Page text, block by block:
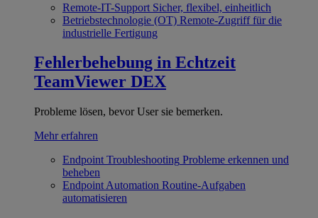
Remote-IT-Support Sicher, flexibel, einheitlich
Betriebstechnologie (OT) Remote-Zugriff für die
industrielle Fertigung
Fehlerbehebung in Echtzeit
TeamViewer DEX
Probleme lösen, bevor User sie bemerken.
Mehr erfahren
Endpoint Troubleshooting Probleme erkennen und
beheben
Endpoint Automation Routine-Aufgaben
automatisieren